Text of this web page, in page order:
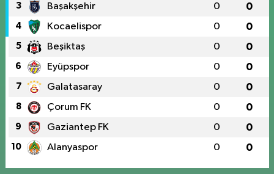
3 Başakşehir 0 0
4 Kocaelispor 0 0
5 Beşiktaş 0 0
6 Eyüpspor 0 0
7 Galatasaray 0 0
8 Çorum FK 0 0
9 Gaziantep FK 0 0
10 Alanyaspor 0 0